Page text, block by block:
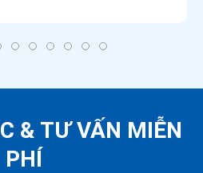
& TƯ VẤN MIỄN
PHÍ